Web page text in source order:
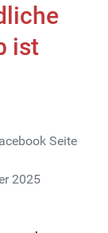
ist
Seite
2025